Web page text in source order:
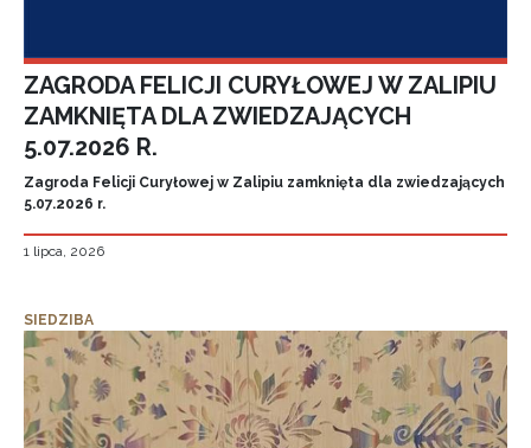
ZAGRODA FELICJI CURYŁOWEJ W ZALIPIU
ZAMKNIĘTA DLA ZWIEDZAJĄCYCH
5.07.2026 R.
Zagroda Felicji Curyłowej w Zalipiu zamknięta dla zwiedzających
5.07.2026 r.
1 lipca, 2026
SIEDZIBA